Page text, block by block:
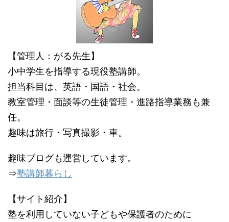
【管理人：がる先生】
小中学生を指導する現役塾講師。
担当科目は、英語・国語・社会。
教室管理・面談等の生徒管理・進路指導業務も兼
任。
趣味は旅行・写真撮影・車。
趣味ブログも運営しています。
⇒塾講師暮らし
【サイト紹介】
塾を利用していない子どもや保護者のために